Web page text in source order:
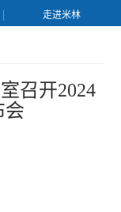
走进米林
召开2024
会